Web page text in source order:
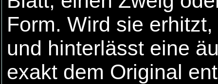
Form. Wird sie
und hinterlässt eine
exakt dem Original